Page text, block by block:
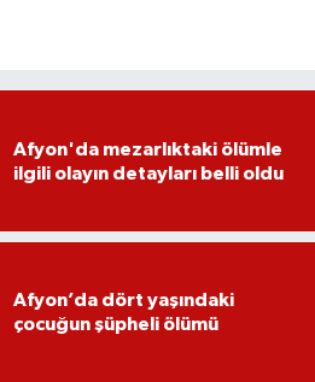
Afyon'da mezarlıktaki ölümle
ilgili olayın detayları belli oldu
Afyon’da dört yaşındaki
çocuğun şüpheli ölümü